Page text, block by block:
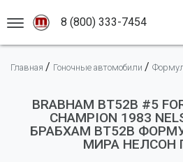
8 (800) 333-7454
Главная / Гоночные автомобили /
BRABHAM BT52B #5
CHAMPION 1983
БРАБХАМ BT52B
МИРА НЕЛСОН
МОДЕЛЕЙ
Каталог моделей
Легковые автомобили
Гоночные автомобили
Масштабы
Адрес магазина